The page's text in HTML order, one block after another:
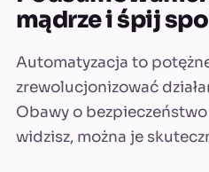
mądrze i śpij
Automatyzacja to
zrewolucjonizować
Obawy o
widzisz, można je